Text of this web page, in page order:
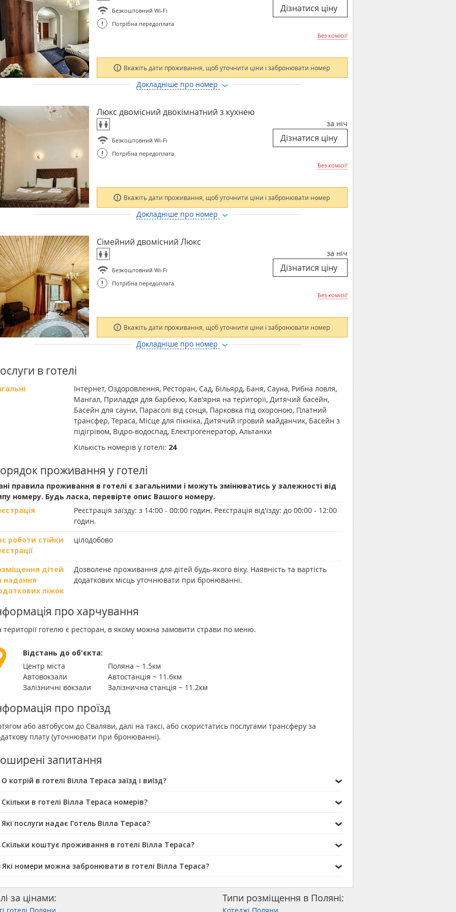
Безкоштовний Wi-Fi
! Потрібна передоплата
Без комісії!
Вкажіть дати проживання, щоб уточнити ціни і забронювати номер
Докладніше про номер
Люкс двомісний двокімнатний з кухнею
Безкоштовний Wi-Fi
! Потрібна передоплата
за ніч
Без комісії!
Вкажіть дати проживання, щоб уточнити ціни і забронювати номер
Докладніше про номер
Сімейний двомісний Люкс
Безкоштовний Wi-Fi
! Потрібна передоплата
за ніч
Без комісії!
Вкажіть дати проживання, щоб уточнити ціни і забронювати номер
Докладніше про номер
в готелі
Інтернет, Оздоровлення, Ресторан, Сад, Більярд, Баня, Сауна, Рибна ловля,
Мангал, Приладдя для барбекю, Кав'ярня на території, Дитячий басейн,
Басейн для сауни, Парасолі від сонця, Парковка під охороною, Платний
трансфер, Тераса, Місце для пікніка, Дитячий ігровий майданчик, Басейн з
підігрівом, Відро-водоспад, Електрогенератор, Альтанки
Кількість номерів у готелі: 24
проживання у готелі
правила проживання в готелі є загальними і можуть змінюватись у залежності від
номеру. Будь ласка, перевірте опис Вашого номеру.
Реєстрація заїзду: з 14:00 - 00:00 годин. Реєстрація від'їзду: до 00:00 - 12:00
годин.
роботи стійки
цілодобово
дітей
надання
ліжок
Дозволене проживання для дітей будь-якого віку. Наявність та вартість
додаткових місць уточнювати при бронюванні.
про харчування
території готелю є ресторан, в якому можна замовити страви по меню.
Відстань до об'єкта:
Центр міста
Поляна ~ 1.5км
Автовокзали
Автостанція ~ 11.6км
Залізничні вокзали
Залізнична станція ~ 11.2км
про проїзд
або автобусом до Сваляви, далі на таксі, або скористатись послугами трансферу за
плату (уточнювати при бронюванні).
запитання
котрій в готелі Вілла Тераса заїзд і виїзд?
Скільки в готелі Вілла Тераса номерів?
Які послуги надає Готель Вілла Тераса?
Скільки коштує проживання в готелі Вілла Тераса?
номери можна забронювати в готелі Вілла Тераса?
за цінами:
готелі Поляни
Типи розміщення в Поляні:
Котеджі Поляни